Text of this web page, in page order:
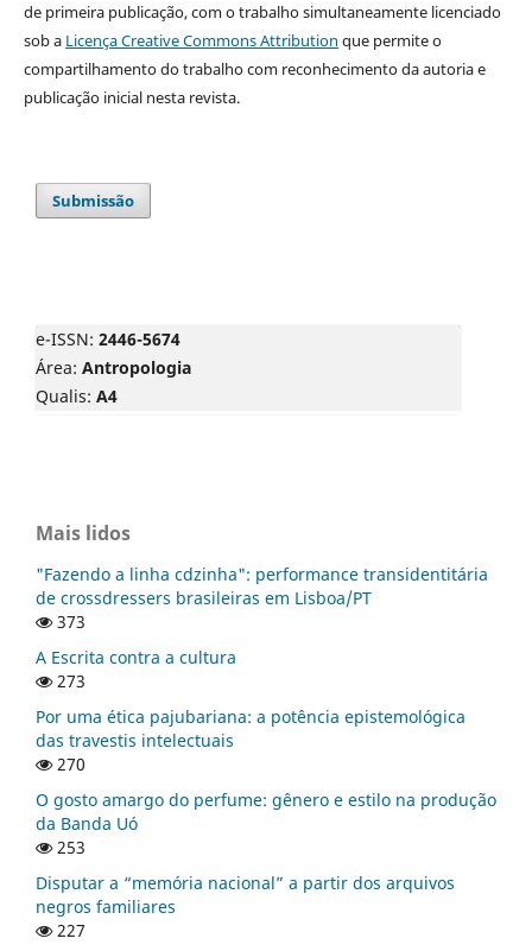
de primeira publicação, com o trabalho simultaneamente licenciado
sob a Licença Creative Commons Attribution que permite o
compartilhamento do trabalho com reconhecimento da autoria e
publicação inicial nesta revista.
Submissão
e-ISSN: 2446-5674
Área: Antropologia
Qualis: A4
Mais lidos
"Fazendo a linha cdzinha": performance transidentitária
de crossdressers brasileiras em Lisboa/PT
373
A Escrita contra a cultura
273
Por uma ética pajubariana: a potência epistemológica
das travestis intelectuais
270
O gosto amargo do perfume: gênero e estilo na produção
da Banda Uó
253
Disputar a “memória nacional” a partir dos arquivos
negros familiares
227